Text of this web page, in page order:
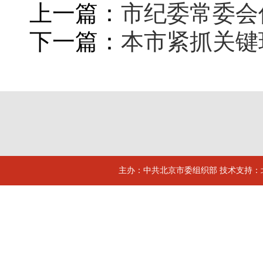
上一篇： 市纪委常委
下一篇： 本市紧抓关
主办：中共北京市委组织部 技术支持